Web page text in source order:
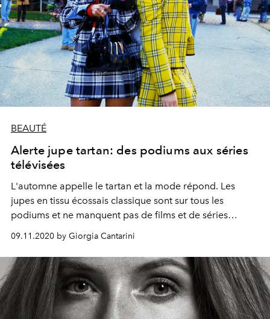
BEAUTÉ
Alerte jupe tartan: des podiums aux séries
télévisées
L'automne appelle le tartan et la mode répond. Les
jupes en tissu écossais classique sont sur tous les
podiums et ne manquent pas de films et de séries
télévisées, des plus emblématiques comme Friends et
Gossip Girl à la plus récente Emily à Paris
09.11.2020 by Giorgia Cantarini